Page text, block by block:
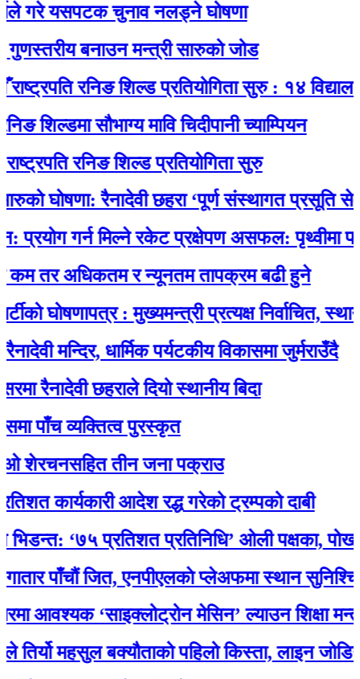
यसपटक चुनाव नलड्ने घोषणा
बनाउन मन्त्री सारुको जोड
रनिङ शिल्ड प्रतियोगिता सुरु : १४ विद्यालयकाे
सौभाग्य मावि चिदीपानी च्याम्पियन
रनिङ शिल्ड प्रतियोगिता सुरु
रैनादेवी छहरा ‘पूर्ण संस्थागत प्रसूति सेवायुक्त’
गर्न मिल्ने रकेट प्रक्षेपण असफल: पृथ्वीमा फर्कने
तर अधिकतम र न्यूनतम तापक्रम बढी हुने
: मुख्यमन्त्री प्रत्यक्ष निर्वाचित, स्थानीय
धार्मिक पर्यटकीय विकासमा जुर्मराउँदै
छहराले दियो स्थानीय बिदा
व्यक्तित्व पुरस्कृत
तीन जना पक्राउ
आदेश रद्ध गरेको ट्रम्पको दाबी
‘७५ प्रतिशत प्रतिनिधि’ ओली पक्षका,
जित, एनपीएलकाे प्लेअफमा स्थान सुनिश्चित
‘साइक्लोट्रोन मेसिन’ ल्याउन शिक्षा मन्त्री
महसुल बक्यौताको पहिलो किस्ता, लाइन जोडियो